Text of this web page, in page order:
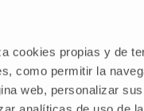
cookies propias y de
como permitir la
web, personalizar sus
al mismo tronco
en el plexo lumbar